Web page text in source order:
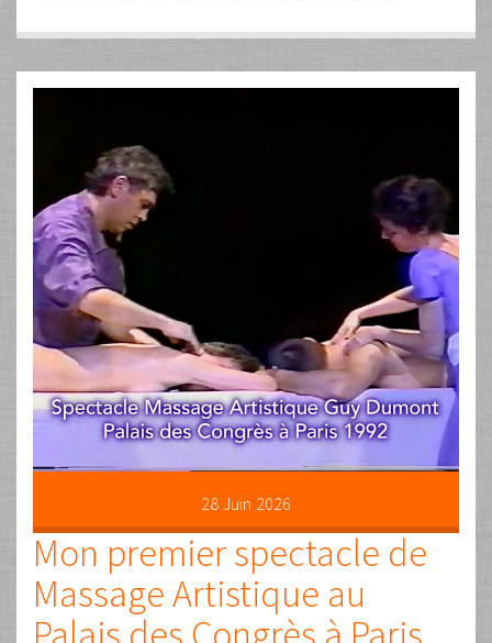
28 Juin 2026
Mon premier spectacle de
Massage Artistique au